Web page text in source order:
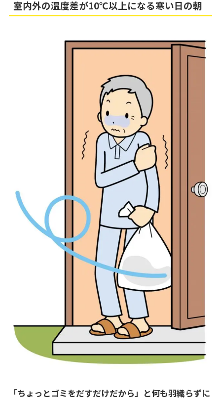
室内外の温度差が10℃以上になる寒い日の朝
「ちょっとゴミをだすだけだから」と何も羽織らずに